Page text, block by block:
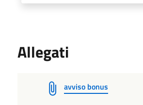
Allegati
avviso bonus